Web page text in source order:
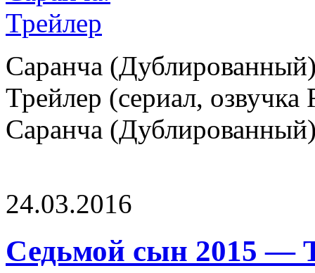
Саранча
Трейлер (сериал,
Саранча
24.03.2016
Седьмой сын 2015 —